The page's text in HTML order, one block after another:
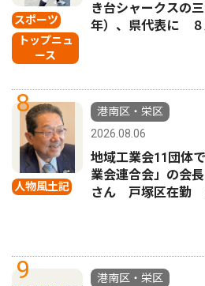
スポーツ
トップニュ
ース
き台シャークスの
年）、県代表に ８
8
人物風土記
港南区・栄区
2026.08.06
地域工業会11団体
業会連合会」の会
さん 戸塚区在勤
9
港南区・栄区